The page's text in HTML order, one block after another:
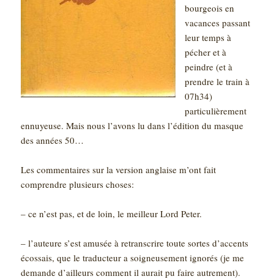
bourgeois en
vacances passant
leur temps à
pécher et à
peindre (et à
prendre le train à
07h34)
particulièrement
ennuyeuse. Mais nous l’avons lu dans l’édition du masque
des années 50…
Les commentaires sur la version anglaise m’ont fait
comprendre plusieurs choses:
– ce n’est pas, et de loin, le meilleur Lord Peter.
– l’auteure s’est amusée à retranscrire toute sortes d’accents
écossais, que le traducteur a soigneusement ignorés (je me
demande d’ailleurs comment il aurait pu faire autrement).